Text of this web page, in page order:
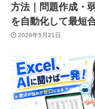
方法｜問題作成・
を自動化して最短
2026年5月21日